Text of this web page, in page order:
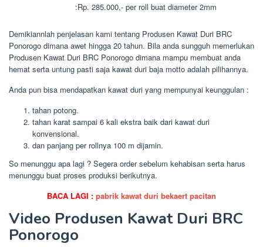
:Rp. 285.000,- per roll buat diameter 2mm
Demikiannlah penjelasan kami tentang Produsen Kawat Duri BRC
Ponorogo dimana awet hingga 20 tahun. Bila anda sungguh memerlukan
Produsen Kawat Duri BRC Ponorogo dimana mampu membuat anda
hemat serta untung pasti saja kawat duri baja motto adalah pilihannya.
Anda pun bisa mendapatkan kawat duri yang mempunyai keunggulan :
tahan potong.
tahan karat sampai 6 kali ekstra baik dari kawat duri
konvensional.
dan panjang per rollnya 100 m dijamin.
So menunggu apa lagi ? Segera order sebelum kehabisan serta harus
menunggu buat proses produksi berikutnya.
BACA LAGI : pabrik kawat duri bekaert pacitan
Video Produsen Kawat Duri BRC
Ponorogo